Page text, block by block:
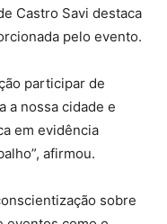
Castro Savi destaca
pelo evento.
participar de
a nossa cidade e
em evidência
afirmou.
sobre